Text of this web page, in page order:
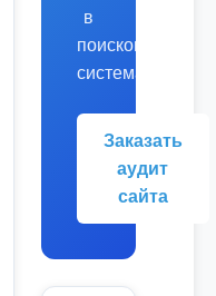
в
поисковых
системах.
Заказать
аудит
сайта